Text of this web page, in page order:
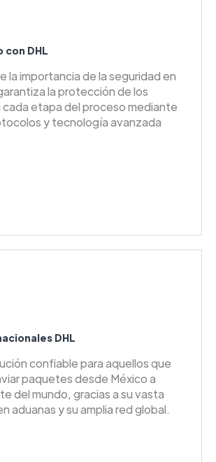
con DHL
la importancia de la seguridad en
la protección de los
etapa del proceso mediante
y tecnología avanzada
DHL
confiable para aquellos que
paquetes desde México a
del mundo, gracias a su vasta
aduanas y su amplia red global.